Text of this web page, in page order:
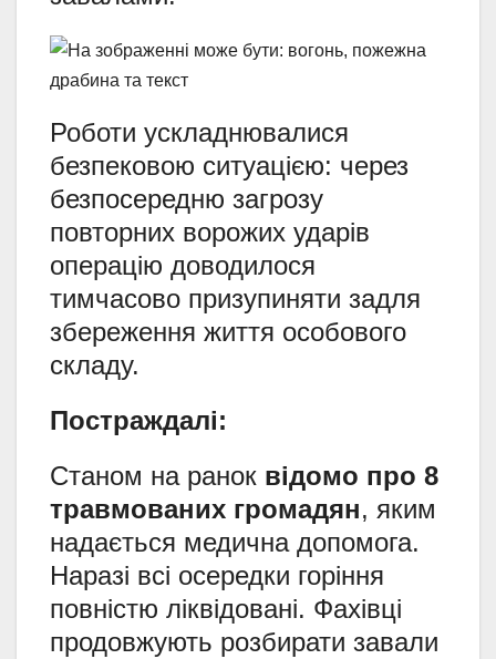
Роботи ускладнювалися
безпековою ситуацією: через
безпосередню загрозу
повторних ворожих ударів
операцію доводилося
тимчасово призупиняти задля
збереження життя особового
складу.
Постраждалі:
Станом на ранок відомо про 8
травмованих громадян, яким
надається медична допомога.
Наразі всі осередки горіння
повністю ліквідовані. Фахівці
продовжують розбирати завали